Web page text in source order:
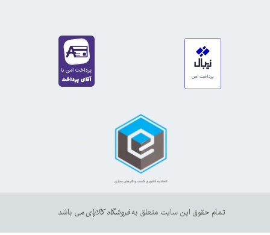
تمام حقوق این سایت متعلق بهفروشگاه کالاپای می باشد.